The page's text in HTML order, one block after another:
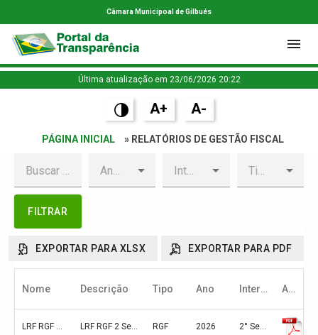
Câmara Municipoal de Gilbués
Última atualização em 23/06/2026 20:22
A+ A-
PÁGINA INICIAL » RELATÓRIOS DE GESTÃO FISCAL
FILTRAR
EXPORTAR PARA XLSX EXPORTAR PARA PDF
Nome Descrição Tipo Ano Intervalo Arquivo
LRF RGF 2 Semestre 2025 ANEXO 01 PESSOAL LRF RGF 2 Semestre 2025 ANEXO 01 PESSOAL RGF 2026 2° Semestre (Julho/Agosto/Setembro/Outubro/Novembro/Dezembro)